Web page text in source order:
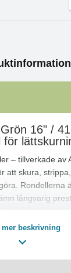
16" /
för
– tillverkade av
att skura, strippa,
Rondellerna
långvarig
kostnaderna.
rondellen (inte
mer beskrivning